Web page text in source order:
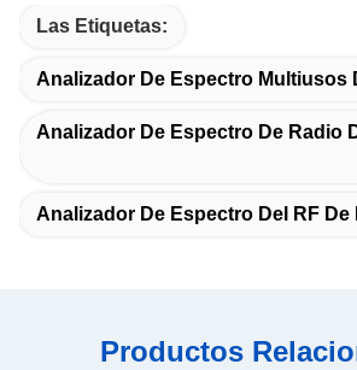
Las Etiquetas:
Analizador De Espectro Multiusos
Analizador De Espectro De Radio
Analizador De Espectro Del RF
Productos